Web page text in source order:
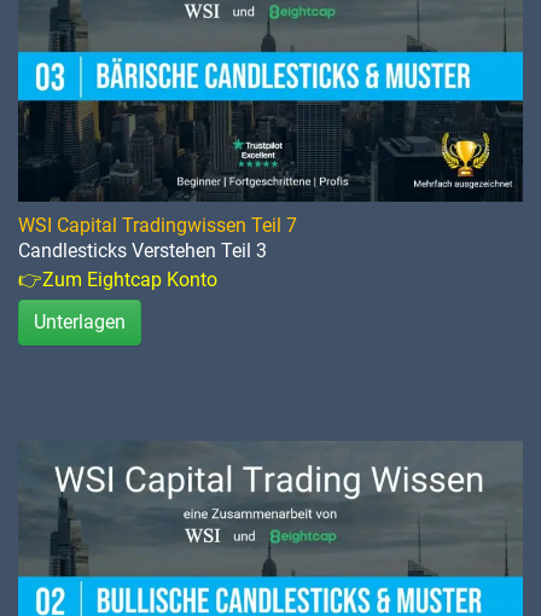
WSI Capital Tradingwissen Teil 7
Candlesticks Verstehen Teil 3
👉Zum Eightcap Konto
Unterlagen